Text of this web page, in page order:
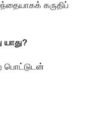
கருதிப்
யாது?
பொட்டுடன்